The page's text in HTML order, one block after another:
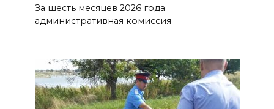
За шесть месяцев 2026 года
административная комиссия